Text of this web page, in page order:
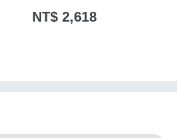
NT$ 2,618